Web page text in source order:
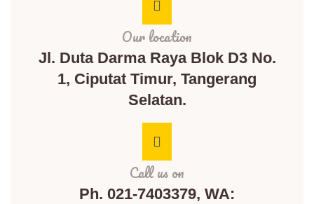
Our location
Jl. Duta Darma Raya Blok D3 No.
1, Ciputat Timur, Tangerang
Selatan.
Call us on
Ph. 021-7403379, WA: